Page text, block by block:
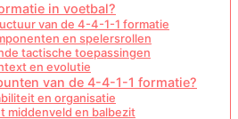
in voetbal?
van de 4-4-1-1 formatie
en spelersrollen
tactische toepassingen
en evolutie
van de 4-4-1-1 formatie?
en organisatie
middenveld en balbezit